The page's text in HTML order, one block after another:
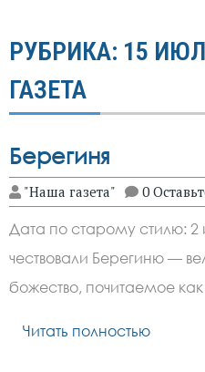
РУБРИКА: 15
ГАЗЕТА
Берегиня
"Наша газета" 0
Дата по старому стилю: 2
чествовали Берегиню —
божество, почитаемое
Читать полностью